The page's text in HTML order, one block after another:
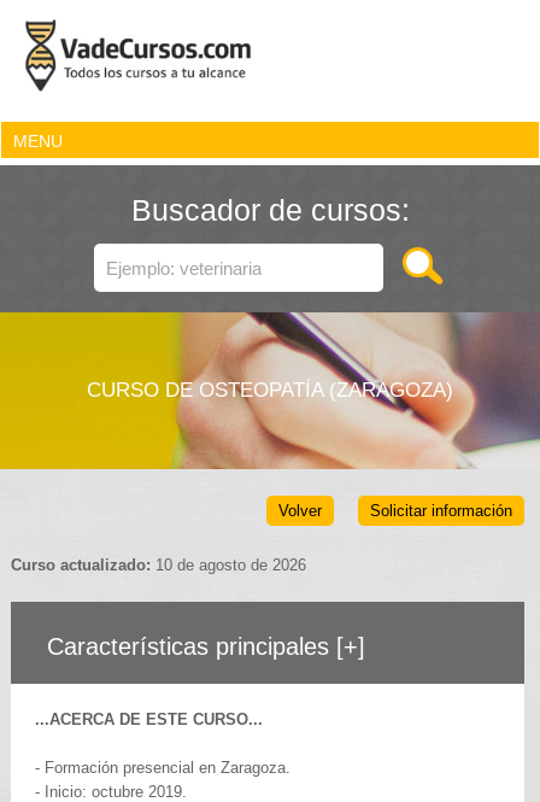
MENU
Buscador de cursos:
CURSO DE OSTEOPATÍA (ZARAGOZA)
Solicitar información
Volver
Curso actualizado: 10 de agosto de 2026
Características principales [+]
...ACERCA DE ESTE CURSO...
- Formación presencial en Zaragoza.
- Inicio: octubre 2019.